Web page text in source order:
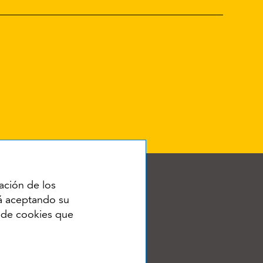
de los
aceptando su
cookies que